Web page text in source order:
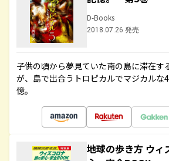
D-Books
2018.07.26 発売
子供の頃から夢見ていた南の島に滞在す
が、島で出合うトロピカルでマジカルな
憶。
地球の歩き方 ウィ